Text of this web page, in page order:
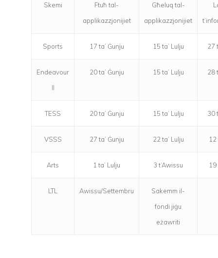
Skemi
Ftuħ tal-
applikazzjonijiet
Għeluq tal-
applikazzjonijiet
Sports 17 ta’ Ġunju 15 ta’ Lulju 27
Endeavour
II
20 ta’ Ġunju 15 ta’ Lulju 28
TESS 20 ta’ Ġunju 15 ta’ Lulju 30
VSSS 27 ta’ Ġunju 22 ta’ Lulju 12
Arts 1 ta’ Lulju 3 t’Awissu 19
LTL Awissu/Settembru
Sakemm il-
fondi jiġu
eżawriti